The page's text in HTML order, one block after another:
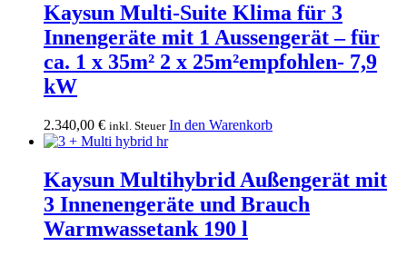
Kaysun Multi-Suite Klima für 3
Innengeräte mit 1 Aussengerät – für
ca. 1 x 35m² 2 x 25m²empfohlen- 7,9
kW
2.340,00 € inkl. Steuer In den Warenkorb
Kaysun Multihybrid Außengerät mit
3 Innenengeräte und Brauch
Warmwassetank 190 l